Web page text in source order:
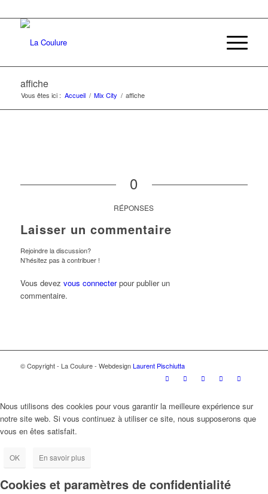
affiche
Vous êtes ici : Accueil / Mix City / affiche
0
RÉPONSES
Laisser un commentaire
Rejoindre la discussion?
N’hésitez pas à contribuer !
Vous devez vous connecterpour publier un
commentaire.
© Copyright - La Coulure - WebdesignLaurent Pischiutta
Nous utilisons des cookies pour vous garantir la meilleure expérience sur
notre site web. Si vous continuez à utiliser ce site, nous supposerons que
vous en êtes satisfait.
OK En savoir plus
Cookies et paramètres de confidentialité